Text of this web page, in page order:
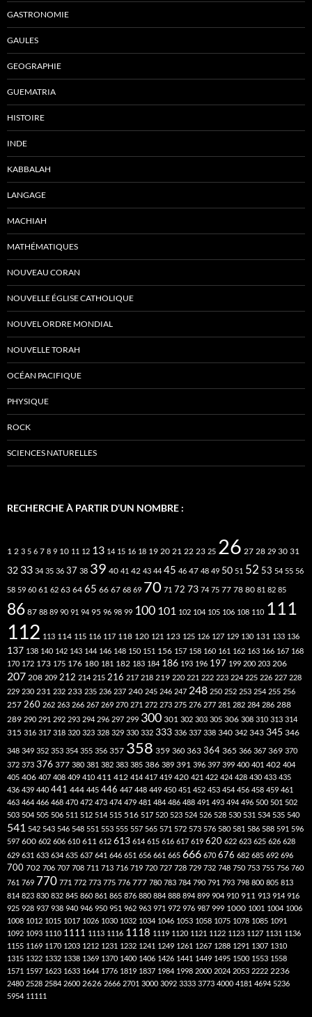
GASTRONOMIE
GAULES
GEOGRAPHIE
GUEMATRIA
HISTOIRE
INDE
KABBALAH
LANGAGE
MACHIAH
MATHÉMATIQUES
NOUVEAU CORAN
NOUVELLE ÉGLISE CATHOLIQUE
NOUVEL ORDRE MONDIAL
NOUVELLE TORAH
OCÉAN PACIFIQUE
PHYSIQUE
ROCK
SCIENCES NATURELLES
RECHERCHE À PARTIR D’UN NOMBRE :
1 2 3 5 6 7 8 9 10 11 12 13 14 15 16 18 19 20 21 22 23 25 26 27 28 29 30 31
32 33 34 35 36 37 38 39 40 41 42 43 44 45 46 47 48 49 50 51 52 53 54 55 56
58 59 60 61 62 63 64 65 66 67 68 69 70 71 72 73 74 75 77 78 80 81 82 85
86 87 88 89 90 91 94 95 96 98 99 100 101 102 104 105 106 108 110 111
112 113 114 115 116 117 118 120 121 123 125 126 127 129 130 131 133 136
137 138 140 142 143 144 146 148 150 151 156 157 158 160 161 162 163 166 167 168
170 172 173 175 176 180 181 182 183 184 186 193 196 197 199 200 203 206
207 208 209 212 214 215 216 217 218 219 220 221 222 223 224 225 226 227 228
229 230 231 232 233 235 236 237 240 245 246 247 248 250 252 253 254 255 256
257 260 262 263 266 267 269 270 271 272 273 275 276 277 281 282 284 286 288
289 290 291 292 293 294 296 297 299 300 301 302 303 305 306 308 310 313 314
315 316 317 318 320 323 328 329 330 332 333 336 337 338 340 342 343 345 346
348 349 352 353 354 355 356 357 358 359 360 363 364 365 366 367 369 370
372 373 376 377 380 381 382 383 385 386 389 391 396 397 399 400 401 402 404
405 406 407 408 409 410 411 412 414 417 419 420 421 422 424 428 430 433 435
436 439 440 441 444 445 446 447 448 449 450 451 452 453 454 456 458 459 461
463 464 466 468 470 472 473 474 479 481 484 486 488 491 493 494 496 500 501 502
503 504 505 506 511 512 514 515 516 517 520 523 524 526 528 530 531 534 535 540
541 542 543 546 548 551 553 555 557 565 571 572 573 576 580 581 586 588 591 596
597 600 602 606 610 611 612 613 614 615 616 617 619 620 622 623 625 626 628
629 631 633 634 635 637 641 646 651 656 661 665 666 670 676 682 685 692 696
700 702 706 707 708 711 713 716 719 720 727 728 729 732 748 750 753 755 756 760
761 769 770 771 772 773 775 776 777 780 783 784 790 791 793 798 800 805 813
814 823 830 832 845 860 861 865 876 880 884 888 894 899 904 910 911 913 914 916
925 928 937 938 940 946 950 951 962 963 971 972 976 987 999 1000 1001 1004 1006
1008 1012 1015 1017 1026 1030 1032 1034 1046 1053 1058 1075 1078 1085 1091
1092 1093 1110 1111 1113 1116 1118 1119 1120 1121 1122 1123 1127 1131 1136
1155 1169 1170 1203 1212 1231 1232 1241 1249 1261 1267 1288 1291 1307 1310
1315 1322 1332 1338 1369 1370 1400 1406 1426 1441 1449 1495 1500 1553 1558
1571 1597 1623 1633 1644 1776 1819 1837 1984 1998 2000 2024 2053 2222 2236
2480 2528 2584 2600 2626 2666 2701 3000 3092 3333 3773 4000 4181 4694 5236
5954 11111